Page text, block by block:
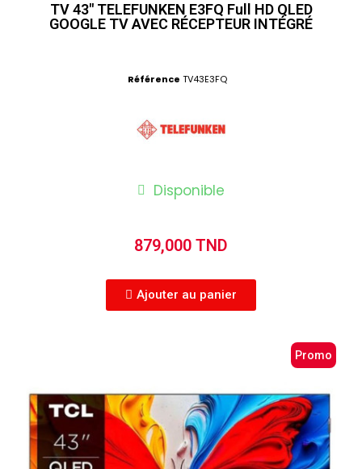
TV 43" TELEFUNKEN E3FQ Full HD QLED
GOOGLE TV AVEC RÉCEPTEUR INTÉGRÉ
Référence TV43E3FQ
Disponible
879,000 TND
Ajouter au panier
Promo